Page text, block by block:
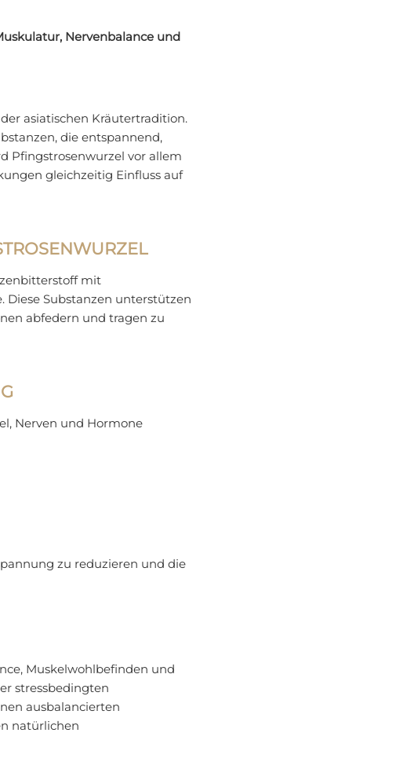
Nervenbalance und
asiatischen Kräutertradition.
die entspannend,
Pfingstrosenwurzel vor allem
gleichzeitig Einfluss auf
mit
Diese Substanzen unterstützen
abfedern und tragen zu
Nerven und Hormone
zu reduzieren und die
Muskelwohlbefinden und
stressbedingten
ausbalancierten
natürlichen